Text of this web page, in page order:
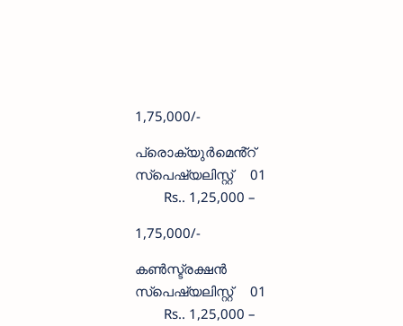
1,75,000/-
പ്രൊക്യുർമെൻ്റ്
സ്‌പെഷ്യലിസ്റ്റ്
01
Rs.. 1,25,000 –
1,75,000/-
കൺസ്ട്രക്ഷൻ
സ്‌പെഷ്യലിസ്റ്റ്
01
Rs.. 1,25,000 –